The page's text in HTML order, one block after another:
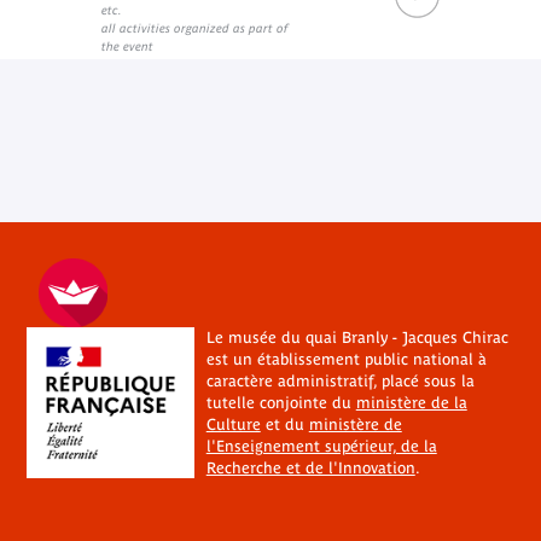
etc.
all activities organized as part of
the event
Le musée du quai Branly - Jacques Chirac
est un établissement public national à
caractère administratif, placé sous la
tutelle conjointe du ministère de la
Cultureet du ministère de
l'Enseignement supérieur, de la
Recherche et de l'Innovation.